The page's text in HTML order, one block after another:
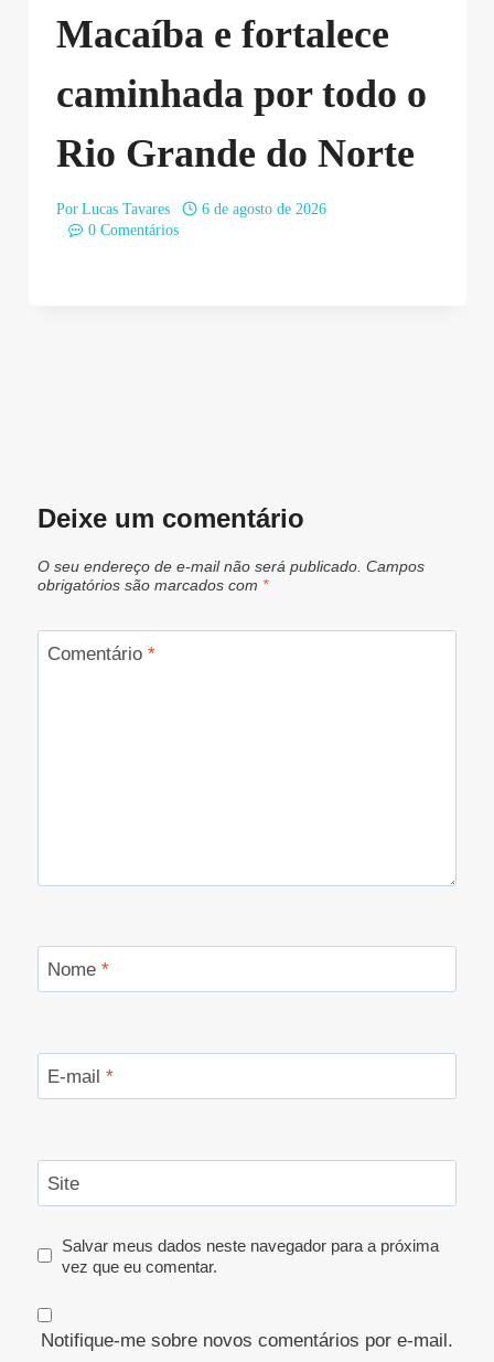
Macaíba e fortalece
caminhada por todo o
Rio Grande do Norte
Por Lucas Tavares
6 de agosto de 2026
0 Comentários
Deixe um comentário
O seu endereço de e-mail não será publicado. Campos
obrigatórios são marcados com *
Comentário *
Nome *
E-mail *
Site
Salvar meus dados neste navegador para a próxima
vez que eu comentar.
Notifique-me sobre novos comentários por e-mail.